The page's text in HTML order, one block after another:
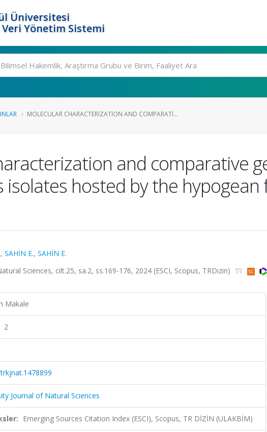
Üniversitesi
Yönetim Sistemi
MOLECULAR CHARACTERIZATION AND COMPARATI...
and comparative
hosted by the
, SAHİN E., SAHİN E.
Sciences, cilt.25, sa.2, ss.169-176, 2024 (ESCI, Scopus, TRDizin)
Makale
2
Journal of Natural Sciences
Emerging Sources Citation Index (ESCI), Scopus, TR DİZİN (ULAKBİM)